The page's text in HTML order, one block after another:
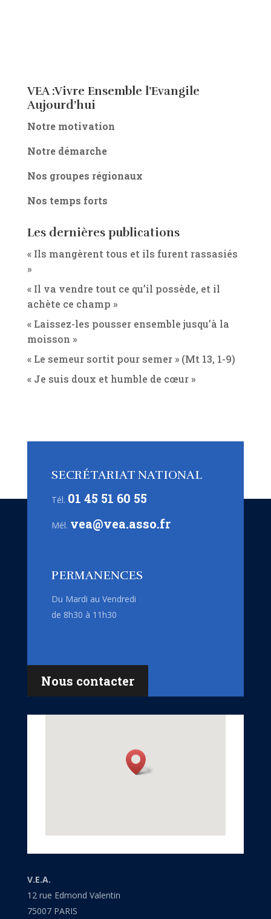
VEA :Vivre Ensemble l’Evangile
Aujourd’hui
Notre motivation
Notre démarche
Nos groupes régionaux
Nos temps forts
Les dernières publications
« Ils mangèrent tous et ils furent rassasiés
»
« Il va vendre tout ce qu’il possède, et il
achète ce champ »
« Laissez-les pousser ensemble jusqu’à la
moisson »
« Le semeur sortit pour semer » (Mt 13, 1-9)
« Je suis doux et humble de cœur »
SECRÉTARIAT NATIONAL
Tél. 01 45 51 60 55
Mél. vea@vea.asso.fr
PERMANENCES
Du Mardi au Vendredi
de 8h30 à 11h30
Nous contacter
V.E.A.
12 rue Edmond Valentin
75007 PARIS